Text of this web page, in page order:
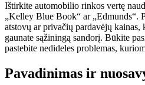
Ištirkite automobilio rinkos vertę
„Kelley Blue Book“ ar „Edmunds“.
atstovų ar privačių pardavėjų
gaunate sąžiningą sandorį. Būkite
pastebite nedideles problemas,
Pavadinimas ir